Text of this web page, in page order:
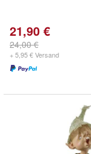
21,90 €
24,00 €
+ 5,95 € Versand